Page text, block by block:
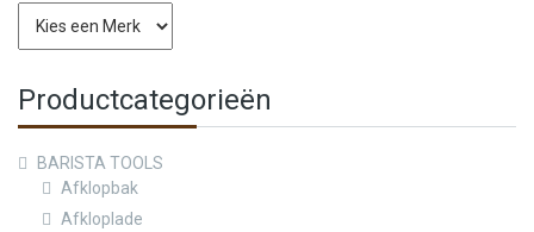
Productcategorieën
BARISTA TOOLS
Afklopbak
Afkloplade